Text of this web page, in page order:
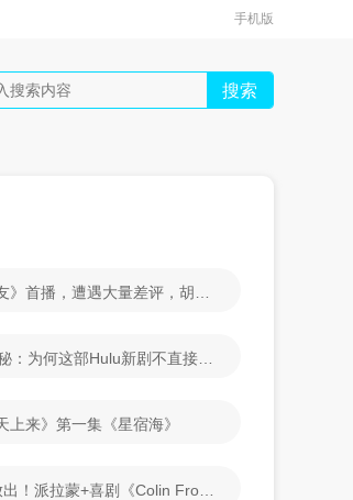
手机版
搜索
，遭遇大量差评，胡一天年纪大，田曦薇演技差
部Hulu新剧不直接拍家暴？"让你的想象更震撼"
上来》第一集《星宿海》
+喜剧《Colin From Accounts》最终季9月10日上线